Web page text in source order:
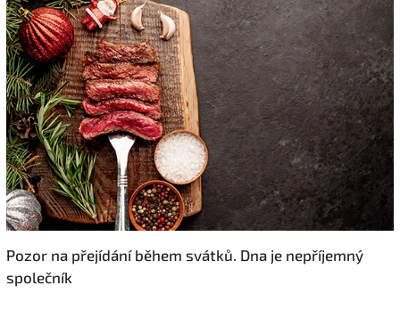
Pozor na přejídání během svátků. Dna je nepříjemný
společník